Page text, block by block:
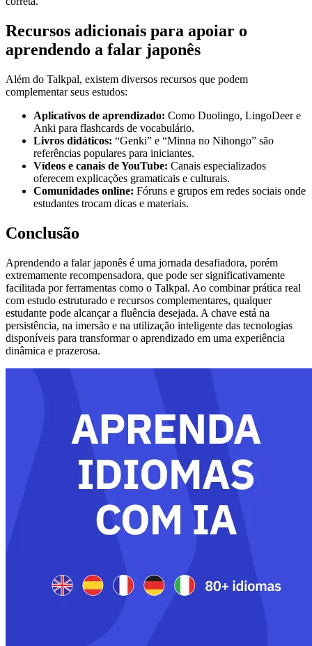
Recursos adicionais para apoiar o
aprendendo a falar japonês
Além do Talkpal, existem diversos recursos que podem
complementar seus estudos:
Aplicativos de aprendizado: Como Duolingo, LingoDeer e
Anki para flashcards de vocabulário.
Livros didáticos: “Genki” e “Minna no Nihongo” são
referências populares para iniciantes.
Vídeos e canais de YouTube: Canais especializados
oferecem explicações gramaticais e culturais.
Comunidades online: Fóruns e grupos em redes sociais onde
estudantes trocam dicas e materiais.
Conclusão
Aprendendo a falar japonês é uma jornada desafiadora, porém
extremamente recompensadora, que pode ser significativamente
facilitada por ferramentas como o Talkpal. Ao combinar prática real
com estudo estruturado e recursos complementares, qualquer
estudante pode alcançar a fluência desejada. A chave está na
persistência, na imersão e na utilização inteligente das tecnologias
disponíveis para transformar o aprendizado em uma experiência
dinâmica e prazerosa.